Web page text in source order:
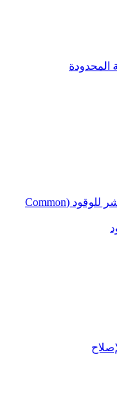
المحدودة
منصة اختبار نظام الحقن المباشر للوقود (Common